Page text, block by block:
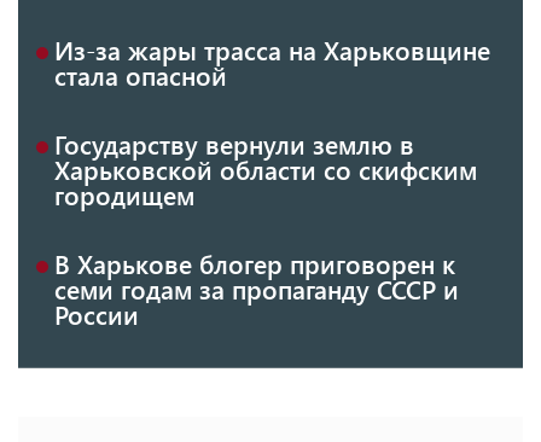
Из-за жары трасса на Харьковщине
стала опасной
Государству вернули землю в
Харьковской области со скифским
городищем
В Харькове блогер приговорен к
семи годам за пропаганду СССР и
России